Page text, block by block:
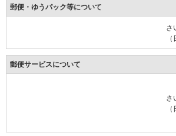
郵便・ゆうパック等について
さ
郵便サービスについて
さ